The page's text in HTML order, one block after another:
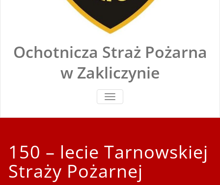
Ochotnicza Straż Pożarna
w Zakliczynie
TOGGLE
NAVIGATION
150 – lecie Tarnowskiej
Straży Pożarnej